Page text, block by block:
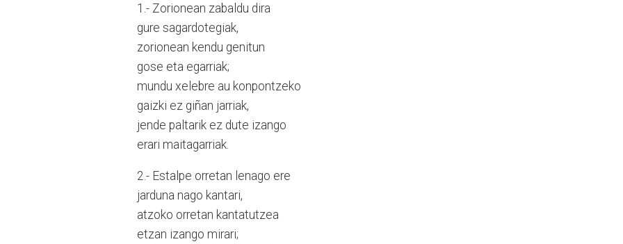
1.- Zorionean zabaldu dira
gure sagardotegiak,
zorionean kendu genitun
gose eta egarriak;
mundu xelebre au konpontzeko
gaizki ez giñan jarriak,
jende paltarik ez dute izango
erari maitagarriak.
2.- Estalpe orretan lenago ere
jarduna nago kantari,
atzoko orretan kantatutzea
etzan izango mirari;